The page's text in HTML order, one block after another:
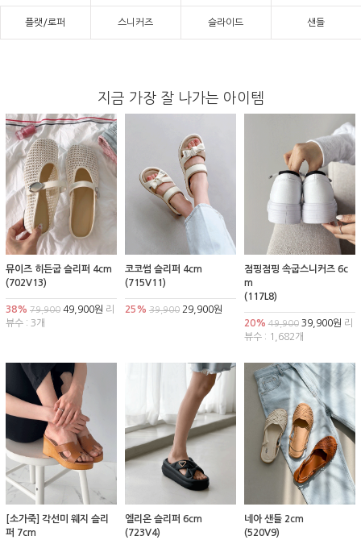
플랫/로퍼 스니커즈 슬라이드 샌들
지금 가장 잘 나가는 아이템
뮤이즈 히든굽 슬리퍼 4cm
(702V13)
38% 79,900 49,900원 리
뷰수 : 3개
코코썸 슬리퍼 4cm
(715V11)
25% 39,90029,900원
점핑점핑 속굽스니커즈 6c
m
(117L8)
20% 49,90039,900원 리
뷰수 : 1,682개
[소가죽] 각선미 웨지 슬리
퍼 7cm
엘리온 슬리퍼 6cm
(723V4)
네아 샌들 2cm
(520V9)